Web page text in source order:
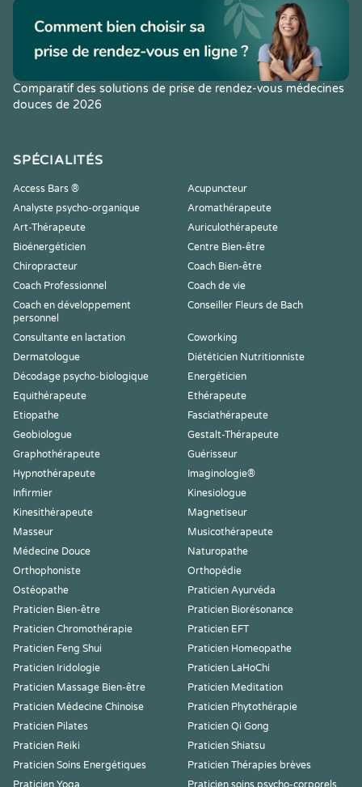
Comparatif des solutions de prise de rendez-vous médecines
douces de 2026
SPÉCIALITÉS
Access Bars ®
Acupuncteur
Analyste psycho-organique
Aromathérapeute
Art-Thérapeute
Auriculothérapeute
Bioénergéticien
Centre Bien-être
Chiropracteur
Coach Bien-être
Coach Professionnel
Coach de vie
Coach en développement
personnel
Conseiller Fleurs de Bach
Consultante en lactation
Coworking
Dermatologue
Diététicien Nutritionniste
Décodage psycho-biologique
Energéticien
Equithérapeute
Ethérapeute
Etiopathe
Fasciathérapeute
Geobiologue
Gestalt-Thérapeute
Graphothérapeute
Guérisseur
Hypnothérapeute
Imaginologie®
Infirmier
Kinesiologue
Kinesithérapeute
Magnetiseur
Masseur
Musicothérapeute
Médecine Douce
Naturopathe
Orthophoniste
Orthopédie
Ostéopathe
Praticien Ayurvéda
Praticien Bien-être
Praticien Biorésonance
Praticien Chromothérapie
Praticien EFT
Praticien Feng Shui
Praticien Homeopathe
Praticien Iridologie
Praticien LaHoChi
Praticien Massage Bien-être
Praticien Meditation
Praticien Médecine Chinoise
Praticien Phytothérapie
Praticien Pilates
Praticien Qi Gong
Praticien Reiki
Praticien Shiatsu
Praticien Soins Energétiques
Praticien Thérapies brèves
Praticien Yoga
Praticien soins psycho-corporels